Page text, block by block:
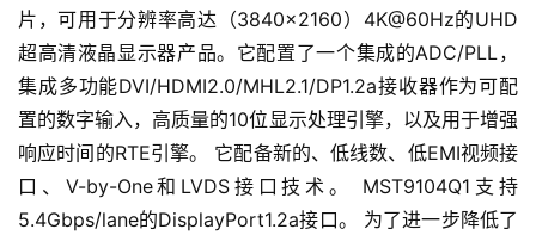
片，可用于分辨率高达（3840×2160）4K@60Hz的UHD
超高清液晶显示器产品。它配置了一个集成的ADC/PLL，
集成多功能DVI/HDMI2.0/MHL2.1/DP1.2a接收器作为可配
置的数字输入，高质量的10位显示处理引擎，以及用于增强
响应时间的RTE引擎。 它配备新的、低线数、低EMI视频接
口、V-by-One和LVDS接口技术。 MST9104Q1支持
5.4Gbps/lane的DisplayPort1.2a接口。 为了进一步降低了